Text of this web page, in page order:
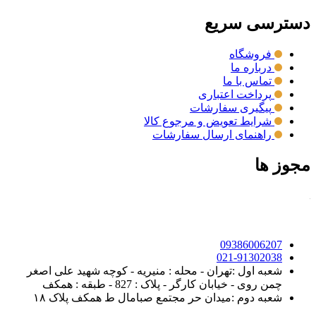
دسترسی سریع
فروشگاه
درباره ما
تماس با ما
پرداخت اعتباری
پیگیری سفارشات
شرایط تعویض و مرجوع کالا
راهنمای ارسال سفارشات
مجوز ها
09386006207
021-91302038
شعبه اول :تهران - محله : منیریه - کوچه شهید علی اصغر
چمن روی - خیابان کارگر - پلاک : 827 - طبقه : همکف
شعبه دوم :میدان حر مجتمع صبامال ط همکف پلاک ۱۸